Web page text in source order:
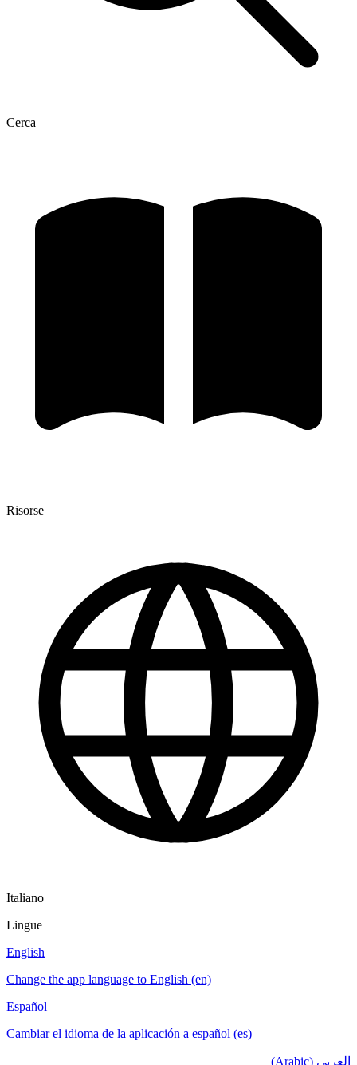
Cerca
Risorse
Italiano
Lingue
English
Change the app language to English (en)
Español
Cambiar el idioma de la aplicación a español (es)
العربي (Arabic)